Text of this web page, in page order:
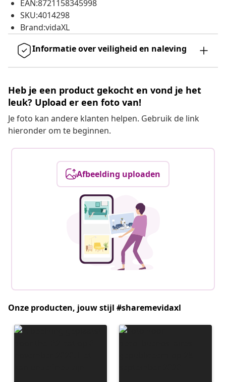
EAN:8721158345998
SKU:4014298
Brand:vidaXL
Informatie over veiligheid en naleving
Heb je een product gekocht en vond je het
leuk? Upload er een foto van!
Je foto kan andere klanten helpen. Gebruik de link
hieronder om te beginnen.
Afbeelding uploaden
Onze producten, jouw stijl #sharemevidaxl